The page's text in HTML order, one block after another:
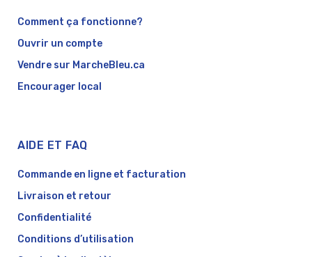
Comment ça fonctionne?
Ouvrir un compte
Vendre sur MarcheBleu.ca
Encourager local
AIDE ET FAQ
Commande en ligne et facturation
Livraison et retour
Confidentialité
Conditions d’utilisation